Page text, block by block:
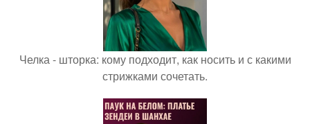
Челка - шторка: кому подходит, как носить и с какими
стрижками сочетать.